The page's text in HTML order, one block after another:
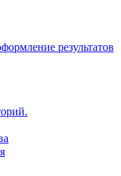
результатов